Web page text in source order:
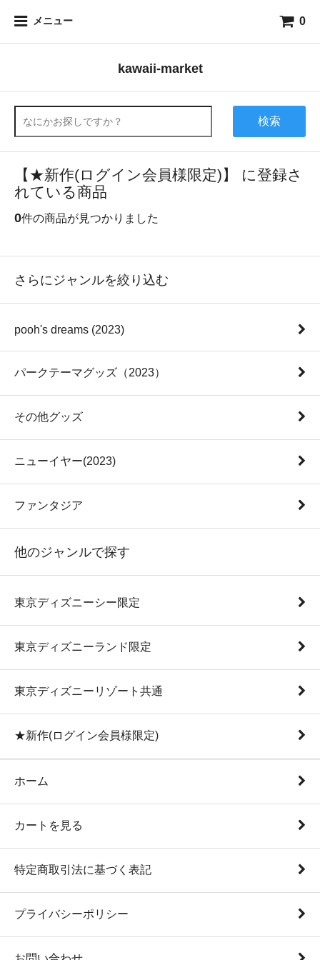
メニュー 0
kawaii-market
検索
【★新作(ログイン会員様限定)】 に登録さ
れている商品
0件の商品が見つかりました
さらにジャンルを絞り込む
pooh's dreams (2023)
パークテーマグッズ（2023）
その他グッズ
ニューイヤー(2023)
ファンタジア
他のジャンルで探す
東京ディズニーシー限定
東京ディズニーランド限定
東京ディズニーリゾート共通
★新作(ログイン会員様限定)
ホーム
カートを見る
特定商取引法に基づく表記
プライバシーポリシー